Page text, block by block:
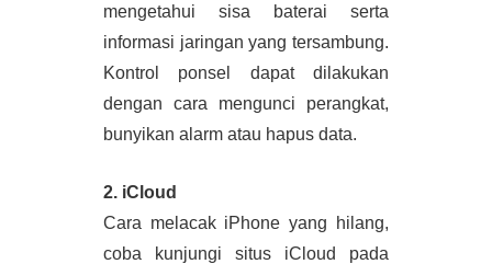
mengetahui sisa baterai serta
informasi jaringan yang tersambung.
Kontrol ponsel dapat dilakukan
dengan cara mengunci perangkat,
bunyikan alarm atau hapus data.
2. iCloud
Cara melacak iPhone yang hilang,
coba kunjungi situs iCloud pada